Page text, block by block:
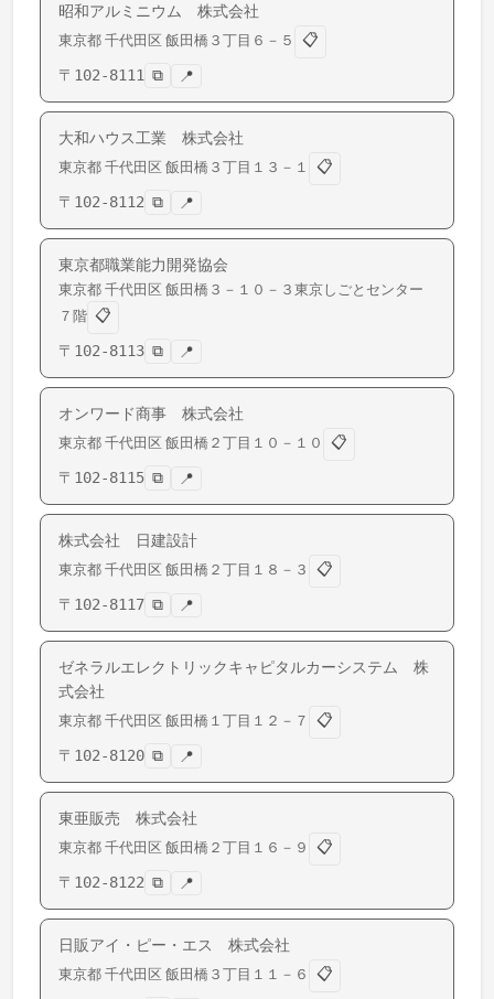
昭和アルミニウム 株式会社
東京都 千代田区 飯田橋 ３丁目６－５
📋
〒 102-8111 ⧉ 📍
大和ハウス工業 株式会社
東京都 千代田区 飯田橋 ３丁目１３－１
📋
〒 102-8112 ⧉ 📍
東京都職業能力開発協会
東京都 千代田区 飯田橋 ３－１０－３東京しごとセンター
７階 📋
〒 102-8113 ⧉ 📍
オンワード商事 株式会社
東京都 千代田区 飯田橋 ２丁目１０－１０
📋
〒 102-8115 ⧉ 📍
株式会社 日建設計
東京都 千代田区 飯田橋 ２丁目１８－３
📋
〒 102-8117 ⧉ 📍
ゼネラルエレクトリックキャピタルカーシステム 株
式会社
東京都 千代田区 飯田橋 １丁目１２－７
📋
〒 102-8120 ⧉ 📍
東亜販売 株式会社
東京都 千代田区 飯田橋 ２丁目１６－９
📋
〒 102-8122 ⧉ 📍
日販アイ・ピー・エス 株式会社
東京都 千代田区 飯田橋 ３丁目１１－６
📋